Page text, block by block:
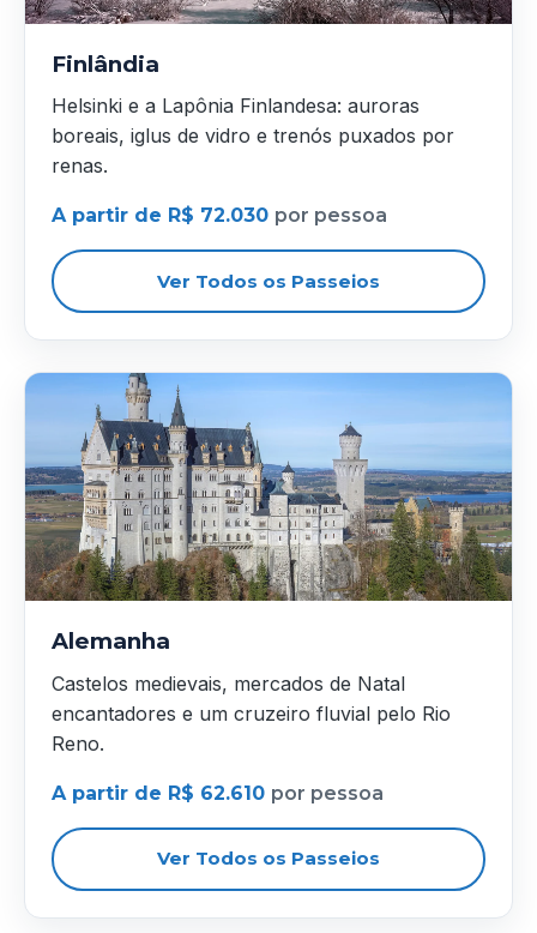
Finlândia
Helsinki e a Lapônia Finlandesa: auroras
boreais, iglus de vidro e trenós puxados por
renas.
A partir de R$ 72.030 por pessoa
Ver Todos os Passeios
Alemanha
Castelos medievais, mercados de Natal
encantadores e um cruzeiro fluvial pelo Rio
Reno.
A partir de R$ 62.610 por pessoa
Ver Todos os Passeios